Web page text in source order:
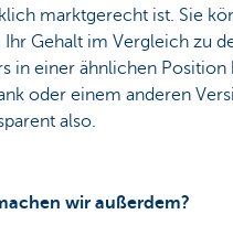
marktgerecht ist. Sie
Ihr Gehalt im Vergleich zu
in einer ähnlichen Position
oder einem anderen
also.
wir außerdem?